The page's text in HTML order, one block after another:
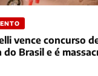
vence concurso
Brasil e é